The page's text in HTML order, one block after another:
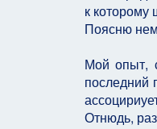
к
Поясню
Мой опыт,
последний
Отнюдь,